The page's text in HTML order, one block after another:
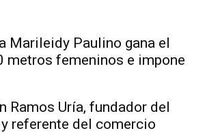
Marileidy Paulino gana el
metros femeninos e impone
Ramos Uría, fundador del
referente del comercio